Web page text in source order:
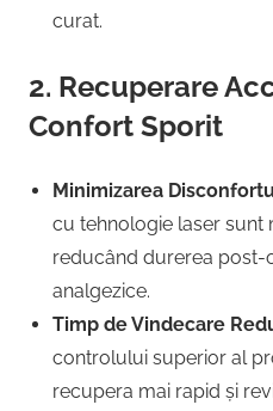
curat.
2. Recuperare
Confort Sporit
Minimizarea
cu tehnologie laser sunt
reducând durerea post-
analgezice.
Timp de Vindecare
controlului superior al
recupera mai rapid și